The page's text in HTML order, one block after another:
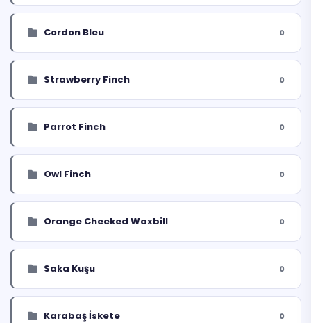
Cordon Bleu 0
Strawberry Finch 0
Parrot Finch 0
Owl Finch 0
Orange Cheeked Waxbill 0
Saka Kuşu 0
Karabaş İskete 0